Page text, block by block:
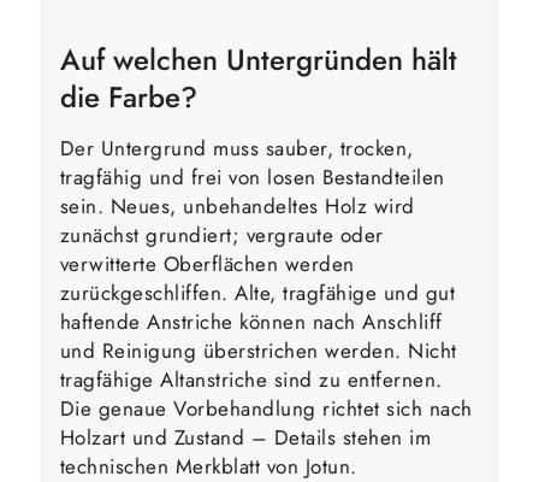
Auf welchen Untergründen hält
die Farbe?
Der Untergrund muss sauber, trocken,
tragfähig und frei von losen Bestandteilen
sein. Neues, unbehandeltes Holz wird
zunächst grundiert; vergraute oder
verwitterte Oberflächen werden
zurückgeschliffen. Alte, tragfähige und gut
haftende Anstriche können nach Anschliff
und Reinigung überstrichen werden. Nicht
tragfähige Altanstriche sind zu entfernen.
Die genaue Vorbehandlung richtet sich nach
Holzart und Zustand – Details stehen im
technischen Merkblatt von Jotun.